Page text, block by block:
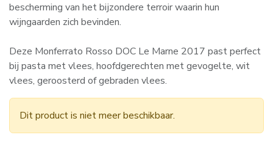
bescherming van het bijzondere terroir waarin hun
wijngaarden zich bevinden.
Deze Monferrato Rosso DOC Le Marne 2017 past perfect
bij pasta met vlees, hoofdgerechten met gevogelte, wit
vlees, geroosterd of gebraden vlees.
Dit product is niet meer beschikbaar.